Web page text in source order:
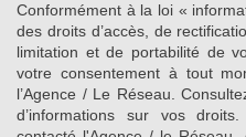
Conformément à la loi «
des droits d’accès, de
limitation et de portabilité de
votre consentement à tout
l’Agence / Le Réseau.
d’informations sur vos